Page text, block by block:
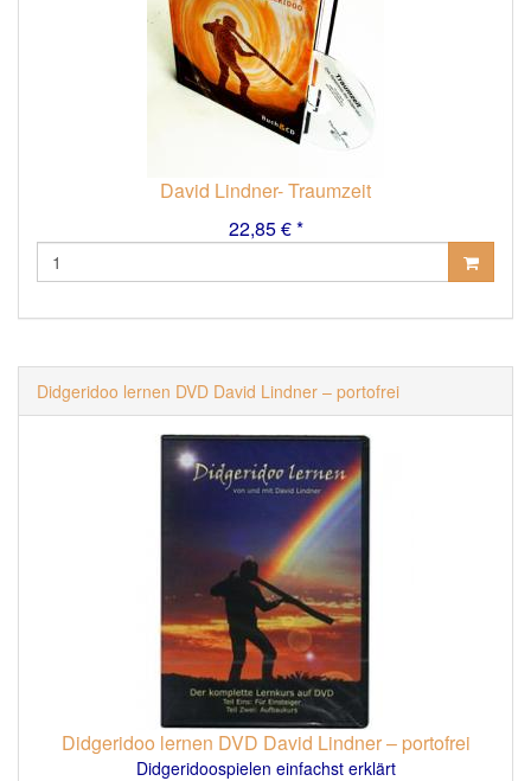
David Lindner- Traumzeit
22,85 € *
Didgeridoo lernen DVD David Lindner – portofrei
Didgeridoo lernen DVD David Lindner – portofrei
Didgeridoospielen einfachst erklärt